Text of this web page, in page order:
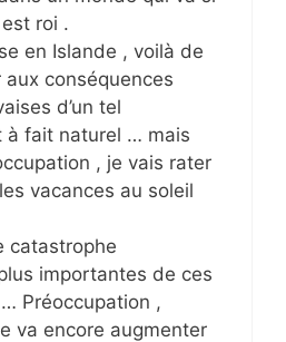
roi .
en Islande , voilà de
aux conséquences
d’un tel
à fait naturel … mais
, je vais rater
vacances au soleil
catastrophe
importantes de ces
Préoccupation ,
va encore augmenter